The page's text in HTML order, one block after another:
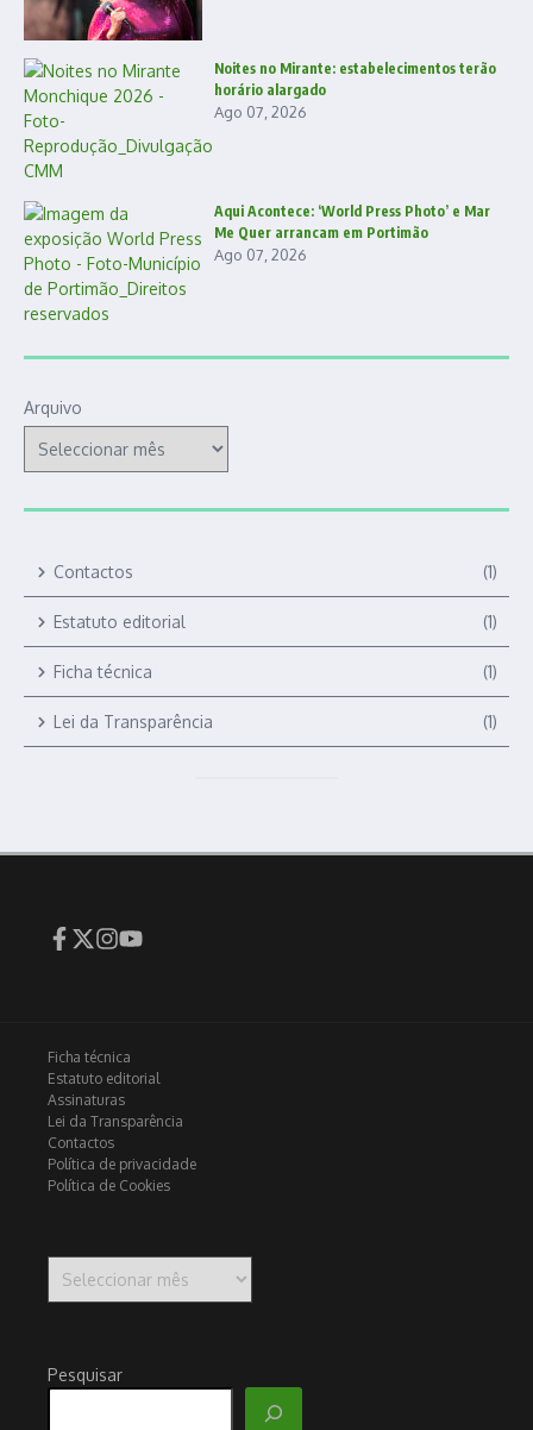
Noites no Mirante: estabelecimentos terão
horário alargado
Ago 07, 2026
Aqui Acontece: ‘World Press Photo’ e Mar
Me Quer arrancam em Portimão
Ago 07, 2026
Arquivo
Contactos (1)
Estatuto editorial (1)
Ficha técnica (1)
Lei da Transparência (1)
Ficha técnica
Estatuto editorial
Assinaturas
Lei da Transparência
Contactos
Política de privacidade
Política de Cookies
Pesquisar